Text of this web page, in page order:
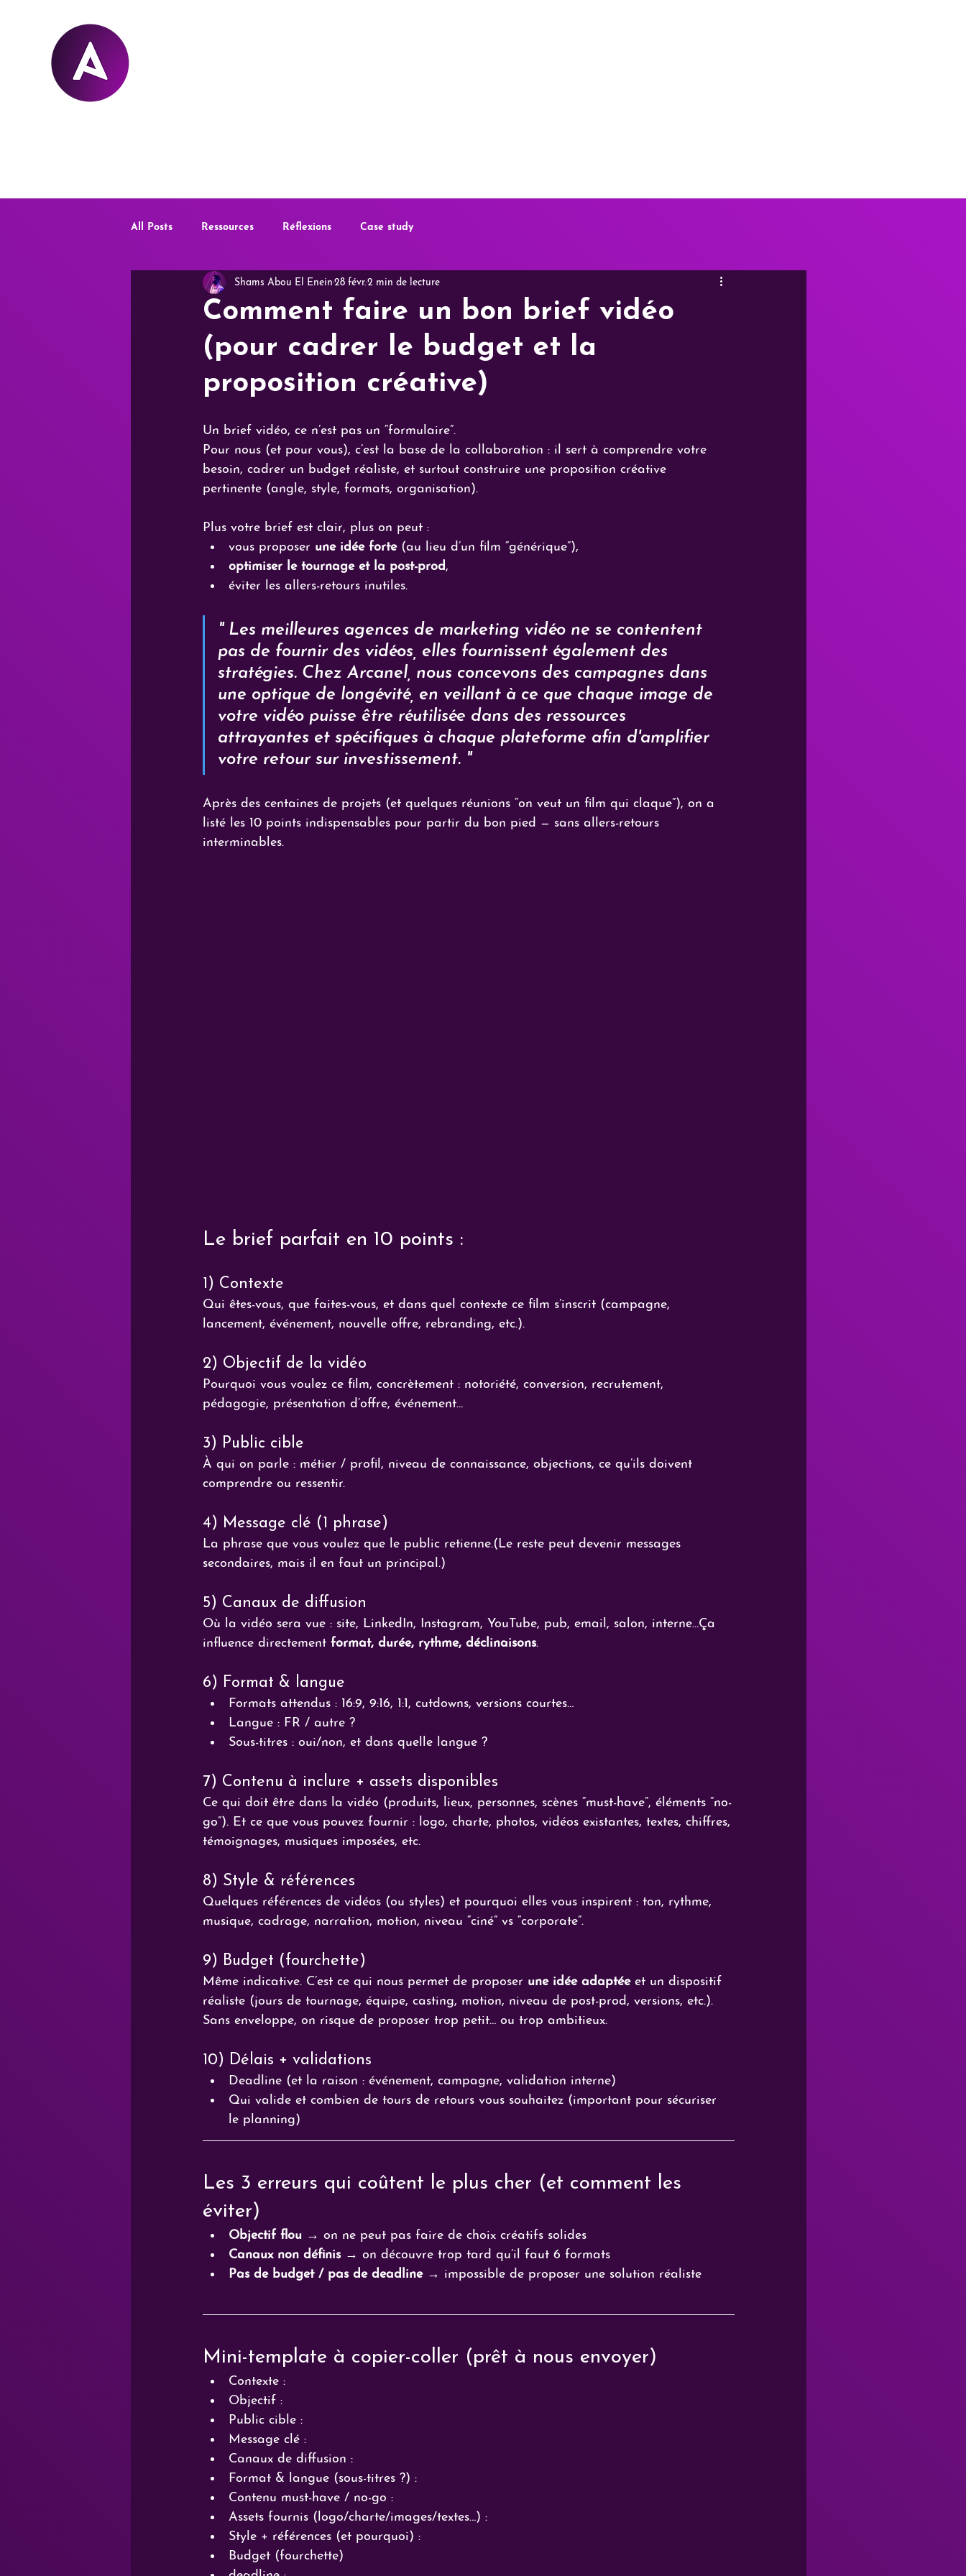
All Posts Ressources Réflexions Case study
Comment faire un bon brief vidéo
(pour cadrer le budget et la
proposition créative)
Shams Abou El Enein 28 févr.2 min de lecture
Un brief vidéo, ce n’est pas un “formulaire”.
Pour nous (et pour vous), c’est la base de la collaboration : il sert à comprendre votre
besoin, cadrer un budget réaliste, et surtout construire une proposition créative
pertinente (angle, style, formats, organisation).
Plus votre brief est clair, plus on peut :
vous proposer une idée forte (au lieu d’un film “générique”),
optimiser le tournage et la post-prod,
éviter les allers-retours inutiles.
" Les meilleures agences de marketing vidéo ne se contentent
pas de fournir des vidéos, elles fournissent également des
stratégies. Chez Arcanel, nous concevons des campagnes dans
une optique de longévité, en veillant à ce que chaque image de
votre vidéo puisse être réutilisée dans des ressources
attrayantes et spécifiques à chaque plateforme afin d'amplifier
votre retour sur investissement. "
Après des centaines de projets (et quelques réunions “on veut un film qui claque”), on a
listé les 10 points indispensables pour partir du bon pied — sans allers-retours
interminables.
Le brief parfait en 10 points :
1) Contexte
Qui êtes-vous, que faites-vous, et dans quel contexte ce film s’inscrit (campagne,
lancement, événement, nouvelle offre, rebranding, etc.).
2) Objectif de la vidéo
Pourquoi vous voulez ce film, concrètement : notoriété, conversion, recrutement,
pédagogie, présentation d’offre, événement…
3) Public cible
À qui on parle : métier / profil, niveau de connaissance, objections, ce qu’ils doivent
comprendre ou ressentir.
4) Message clé (1 phrase)
La phrase que vous voulez que le public retienne.(Le reste peut devenir messages
secondaires, mais il en faut un principal.)
5) Canaux de diffusion
Où la vidéo sera vue : site, LinkedIn, Instagram, YouTube, pub, email, salon, interne…Ça
influence directement format, durée, rythme, déclinaisons.
6) Format & langue
Formats attendus : 16:9, 9:16, 1:1, cutdowns, versions courtes…
Langue : FR / autre ?
Sous-titres : oui/non, et dans quelle langue ?
7) Contenu à inclure + assets disponibles
Ce qui doit être dans la vidéo (produits, lieux, personnes, scènes “must-have”, éléments “no-
go”). Et ce que vous pouvez fournir : logo, charte, photos, vidéos existantes, textes, chiffres,
témoignages, musiques imposées, etc.
8) Style & références
Quelques références de vidéos (ou styles) et pourquoi elles vous inspirent : ton, rythme,
musique, cadrage, narration, motion, niveau “ciné” vs “corporate”.
9) Budget (fourchette)
Même indicative. C’est ce qui nous permet de proposer une idée adaptée et un dispositif
réaliste (jours de tournage, équipe, casting, motion, niveau de post-prod, versions, etc.).
Sans enveloppe, on risque de proposer trop petit… ou trop ambitieux.
10) Délais + validations
Deadline (et la raison : événement, campagne, validation interne)
Qui valide et combien de tours de retours vous souhaitez (important pour sécuriser
le planning)
Les 3 erreurs qui coûtent le plus cher (et comment les
éviter)
Objectif flou → on ne peut pas faire de choix créatifs solides
Canaux non définis → on découvre trop tard qu’il faut 6 formats
Pas de budget / pas de deadline → impossible de proposer une solution réaliste
Mini-template à copier-coller (prêt à nous envoyer)
Contexte :
Objectif :
Public cible :
Message clé :
Canaux de diffusion :
Format & langue (sous-titres ?) :
Contenu must-have / no-go :
Assets fournis (logo/charte/images/textes…) :
Style + références (et pourquoi) :
Budget (fourchette)